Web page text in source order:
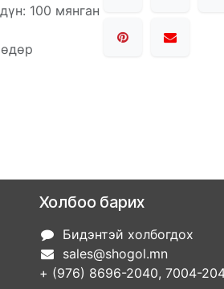
100 мянган
Холбоо барих
Бидэнтэй холбогдох
sales@shogol.mn
+ (976) 8696-2040, 7004-